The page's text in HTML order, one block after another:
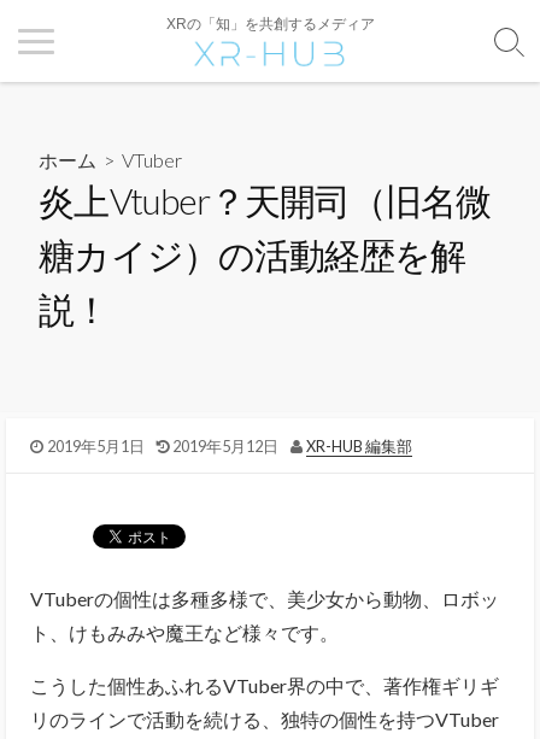
XRの「知」を共創するメディア
ホーム >VTuber
炎上Vtuber？天開司（旧名微
糖カイジ）の活動経歴を解
説！
2019年5月1日 2019年5月12日 XR-HUB 編集部
VTuberの個性は多種多様で、美少女から動物、ロボッ
ト、けもみみや魔王など様々です。
こうした個性あふれるVTuber界の中で、著作権ギリギ
リのラインで活動を続ける、独特の個性を持つVTuber